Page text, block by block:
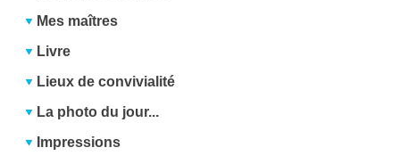
Mes maîtres
Livre
Lieux de convivialité
La photo du jour...
Impressions